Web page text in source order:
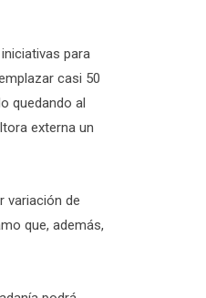
para
casi 50
quedando al
externa un
variación de
que, además,